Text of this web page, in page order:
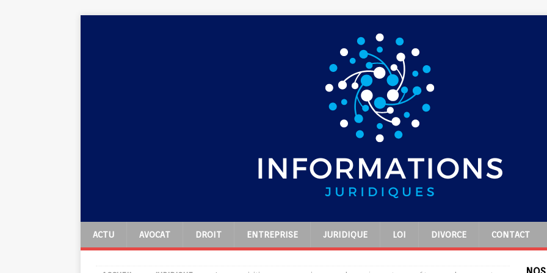
ACTU AVOCAT DROIT ENTREPRISE JURIDIQUE LOI DIVORCE CONTACT